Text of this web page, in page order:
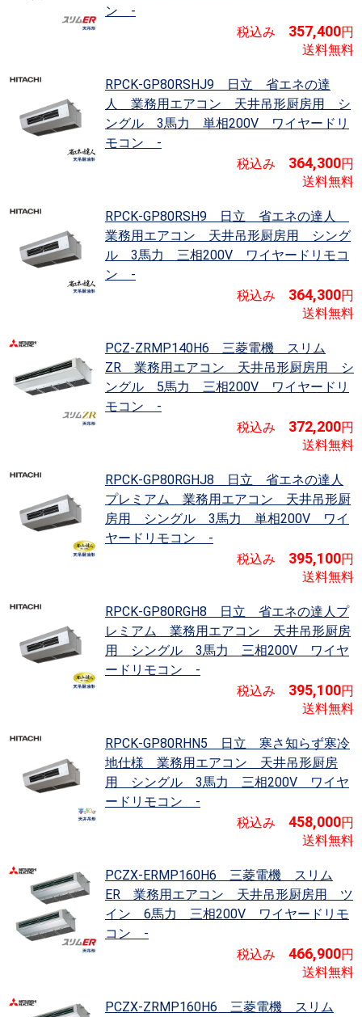
ン -
税込み 357,400円
送料無料
RPCK-GP80RSHJ9 日立 省エネの達
人 業務用エアコン 天井吊形厨房用 シ
ングル 3馬力 単相200V ワイヤードリ
モコン -
税込み 364,300円
送料無料
RPCK-GP80RSH9 日立 省エネの達人
業務用エアコン 天井吊形厨房用 シング
ル 3馬力 三相200V ワイヤードリモコ
ン -
税込み 364,300円
送料無料
PCZ-ZRMP140H6 三菱電機 スリム
ZR 業務用エアコン 天井吊形厨房用 シ
ングル 5馬力 三相200V ワイヤードリ
モコン -
税込み 372,200円
送料無料
RPCK-GP80RGHJ8 日立 省エネの達人
プレミアム 業務用エアコン 天井吊形厨
房用 シングル 3馬力 単相200V ワイ
ヤードリモコン -
税込み 395,100円
送料無料
RPCK-GP80RGH8 日立 省エネの達人プ
レミアム 業務用エアコン 天井吊形厨房
用 シングル 3馬力 三相200V ワイヤ
ードリモコン -
税込み 395,100円
送料無料
RPCK-GP80RHN5 日立 寒さ知らず寒冷
地仕様 業務用エアコン 天井吊形厨房
用 シングル 3馬力 三相200V ワイヤ
ードリモコン -
税込み 458,000円
送料無料
PCZX-ERMP160H6 三菱電機 スリム
ER 業務用エアコン 天井吊形厨房用 ツ
イン 6馬力 三相200V ワイヤードリモ
コン -
税込み 466,900円
送料無料
PCZX-ZRMP160H6 三菱電機 スリム